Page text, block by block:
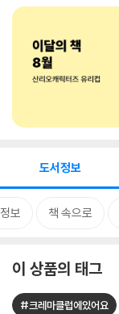
도서정보
보 책 속으로
이 상품의 태그
#크레마클럽에있어요